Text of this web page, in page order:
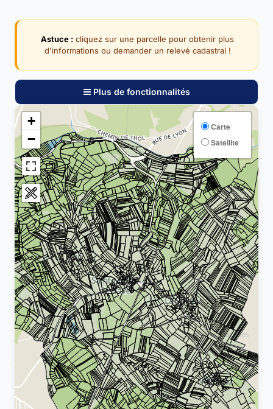
Astuce : cliquez sur une parcelle pour obtenir plus
d'informations ou demander un relevé cadastral !
Plus de fonctionnalités
+
−
Carte
Satellite